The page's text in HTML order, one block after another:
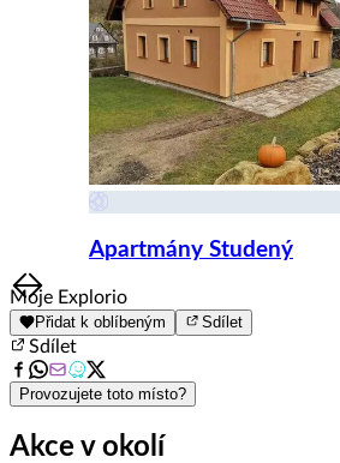
Apartmány Studený
Item
1
of
8
Moje Explorio
Přidat k oblíbeným Sdílet
Sdílet
Provozujete toto místo?
Akce v okolí